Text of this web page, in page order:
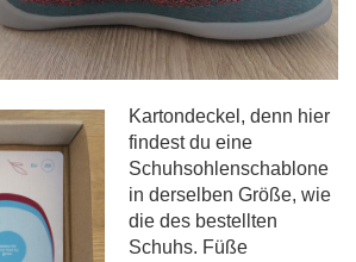
Kartondeckel, denn hier
findest du eine
Schuhsohlenschablone
in derselben Größe, wie
die des bestellten
Schuhs. Füße